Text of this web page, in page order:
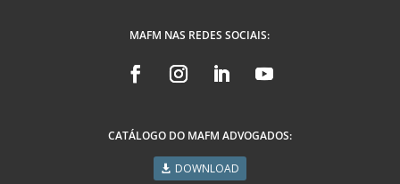
MAFM NAS REDES SOCIAIS:
CATÁLOGO DO MAFM ADVOGADOS:
DOWNLOAD